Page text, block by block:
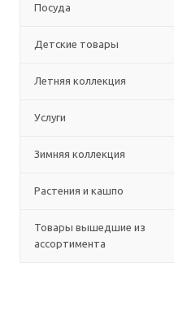
Посуда
Детские товары
Летняя коллекция
Услуги
Зимняя коллекция
Растения и кашпо
Товары вышедшие из
ассортимента